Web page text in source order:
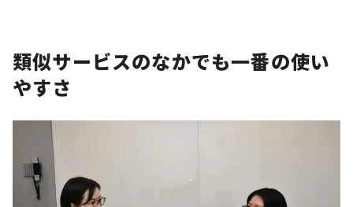
類似サービスのなかでも一番の使い
やすさ